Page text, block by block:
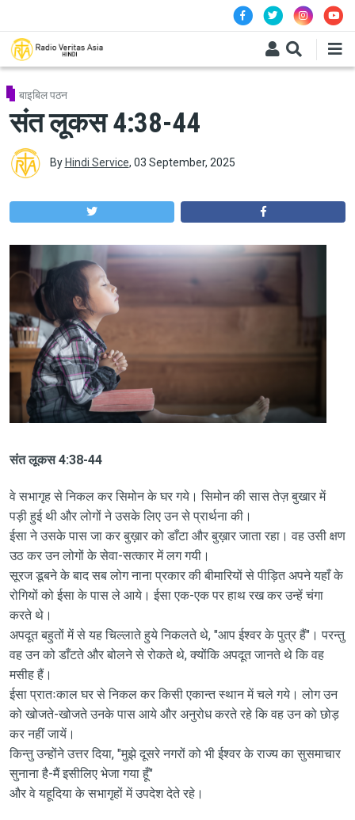
बाइबिल पठन
संत लूकस 4:38-44
By Hindi Service, 03 September, 2025
संत लूकस 4:38-44
वे सभागृह से निकल कर सिमोन के घर गये। सिमोन की सास तेज़ बुखार में
पड़ी हुई थी और लोगों ने उसके लिए उन से प्रार्थना की।
ईसा ने उसके पास जा कर बुख़ार को डाँटा और बुख़ार जाता रहा। वह उसी क्षण
उठ कर उन लोगों के सेवा-सत्कार में लग गयी।
सूरज डूबने के बाद सब लोग नाना प्रकार की बीमारियों से पीड़ित अपने यहाँ के
रोगियों को ईसा के पास ले आये। ईसा एक-एक पर हाथ रख कर उन्हें चंगा
करते थे।
अपदूत बहुतों में से यह चिल्लाते हुये निकलते थे, "आप ईश्वर के पुत्र हैं"। परन्तु
वह उन को डाँटते और बोलने से रोकते थे, क्योंकि अपदूत जानते थे कि वह
मसीह हैं।
ईसा प्रातःकाल घर से निकल कर किसी एकान्त स्थान में चले गये। लोग उन
को खोजते-खोजते उनके पास आये और अनुरोध करते रहे कि वह उन को छोड़
कर नहीं जायें।
किन्तु उन्होंने उत्तर दिया, "मुझे दूसरे नगरों को भी ईश्वर के राज्य का सुसमाचार
सुनाना है-मैं इसीलिए भेजा गया हूँ"
और वे यहूदिया के सभागृहों में उपदेश देते रहे।